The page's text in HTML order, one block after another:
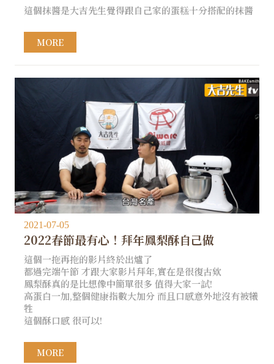
這個抹醬是大吉先生覺得跟自己家的蛋糕十分搭配的抹醬
MORE
2021-07-05
2022春節最有心！拜年鳳梨酥自己做
這個一拖再拖的影片終於出爐了
都過完端午節 才跟大家影片拜年,實在是很復古欸
鳳梨酥真的是比想像中簡單很多 值得大家一試!
高蛋白一加,整個健康指數大加分 而且口感意外地沒有被犧
牲
這個酥口感 很可以!
MORE